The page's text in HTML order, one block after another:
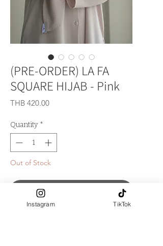
(PRE-ORDER) LA FA
SQUARE HIJAB - Pink
THB 420.00Price
Quantity *
Out of Stock
Notify When Available
Instagram TikTok